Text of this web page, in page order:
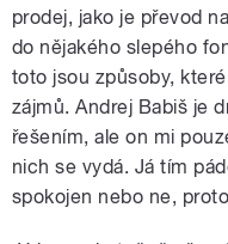
prodej, jako je převod
do nějakého slepého
toto jsou způsoby,
zájmů. Andrej Babiš je
řešením, ale on mi
nich se vydá. Já tím
spokojen nebo ne,